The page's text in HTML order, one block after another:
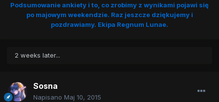
Podsumowanie ankiety i to, co zrobimy z wynikami pojawi się
po majowym weekendzie. Raz jeszcze dziękujemy i
pozdrawiamy. Ekipa Regnum Lunae.
2 weeks later...
Sosna
Napisano Maj 10, 2015